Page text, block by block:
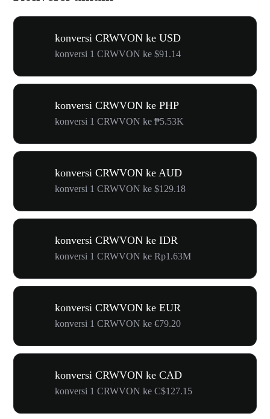
konversi CRWVON ke USD
konversi 1 CRWVON ke $91.14
konversi CRWVON ke PHP
konversi 1 CRWVON ke ₱5.53K
konversi CRWVON ke AUD
konversi 1 CRWVON ke $129.18
konversi CRWVON ke IDR
konversi 1 CRWVON ke Rp1.63M
konversi CRWVON ke EUR
konversi 1 CRWVON ke €79.20
konversi CRWVON ke CAD
konversi 1 CRWVON ke C$127.15